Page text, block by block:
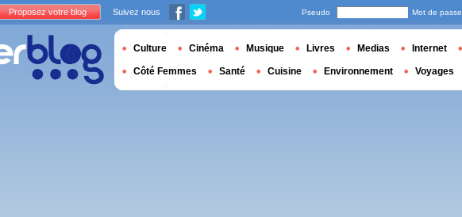
Proposez votre blog Suivez nous Pseudo Mot de passe
Culture Cinéma Musique Livres Medias Internet
Côté Femmes Santé Cuisine Environnement Voyages